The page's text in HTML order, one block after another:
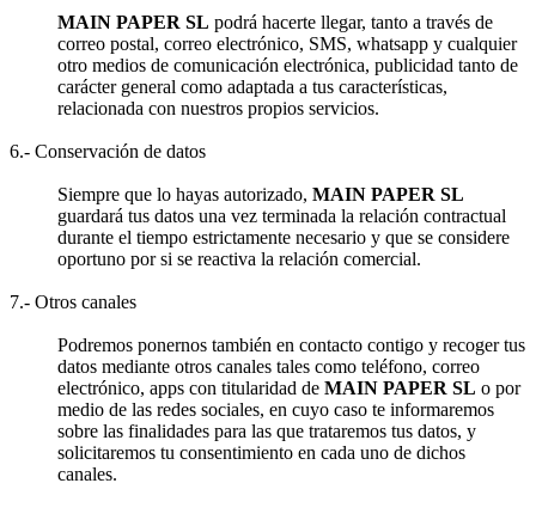
MAIN PAPER SL podrá hacerte llegar, tanto a través de
correo postal, correo electrónico, SMS, whatsapp y cualquier
otro medios de comunicación electrónica, publicidad tanto de
carácter general como adaptada a tus características,
relacionada con nuestros propios servicios.
6.- Conservación de datos
Siempre que lo hayas autorizado, MAIN PAPER SL
guardará tus datos una vez terminada la relación contractual
durante el tiempo estrictamente necesario y que se considere
oportuno por si se reactiva la relación comercial.
7.- Otros canales
Podremos ponernos también en contacto contigo y recoger tus
datos mediante otros canales tales como teléfono, correo
electrónico, apps con titularidad de MAIN PAPER SL o por
medio de las redes sociales, en cuyo caso te informaremos
sobre las finalidades para las que trataremos tus datos, y
solicitaremos tu consentimiento en cada uno de dichos
canales.